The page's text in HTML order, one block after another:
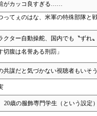
がカッコ良すぎる……
ってぇのはな、米軍の特殊部隊と
ター自動操舵、国内でも〝ずれ〟
腹は名誉ある刑罰」
共謀だと気づかない視聴者もいそ
歳の服飾専門学生（という設定）